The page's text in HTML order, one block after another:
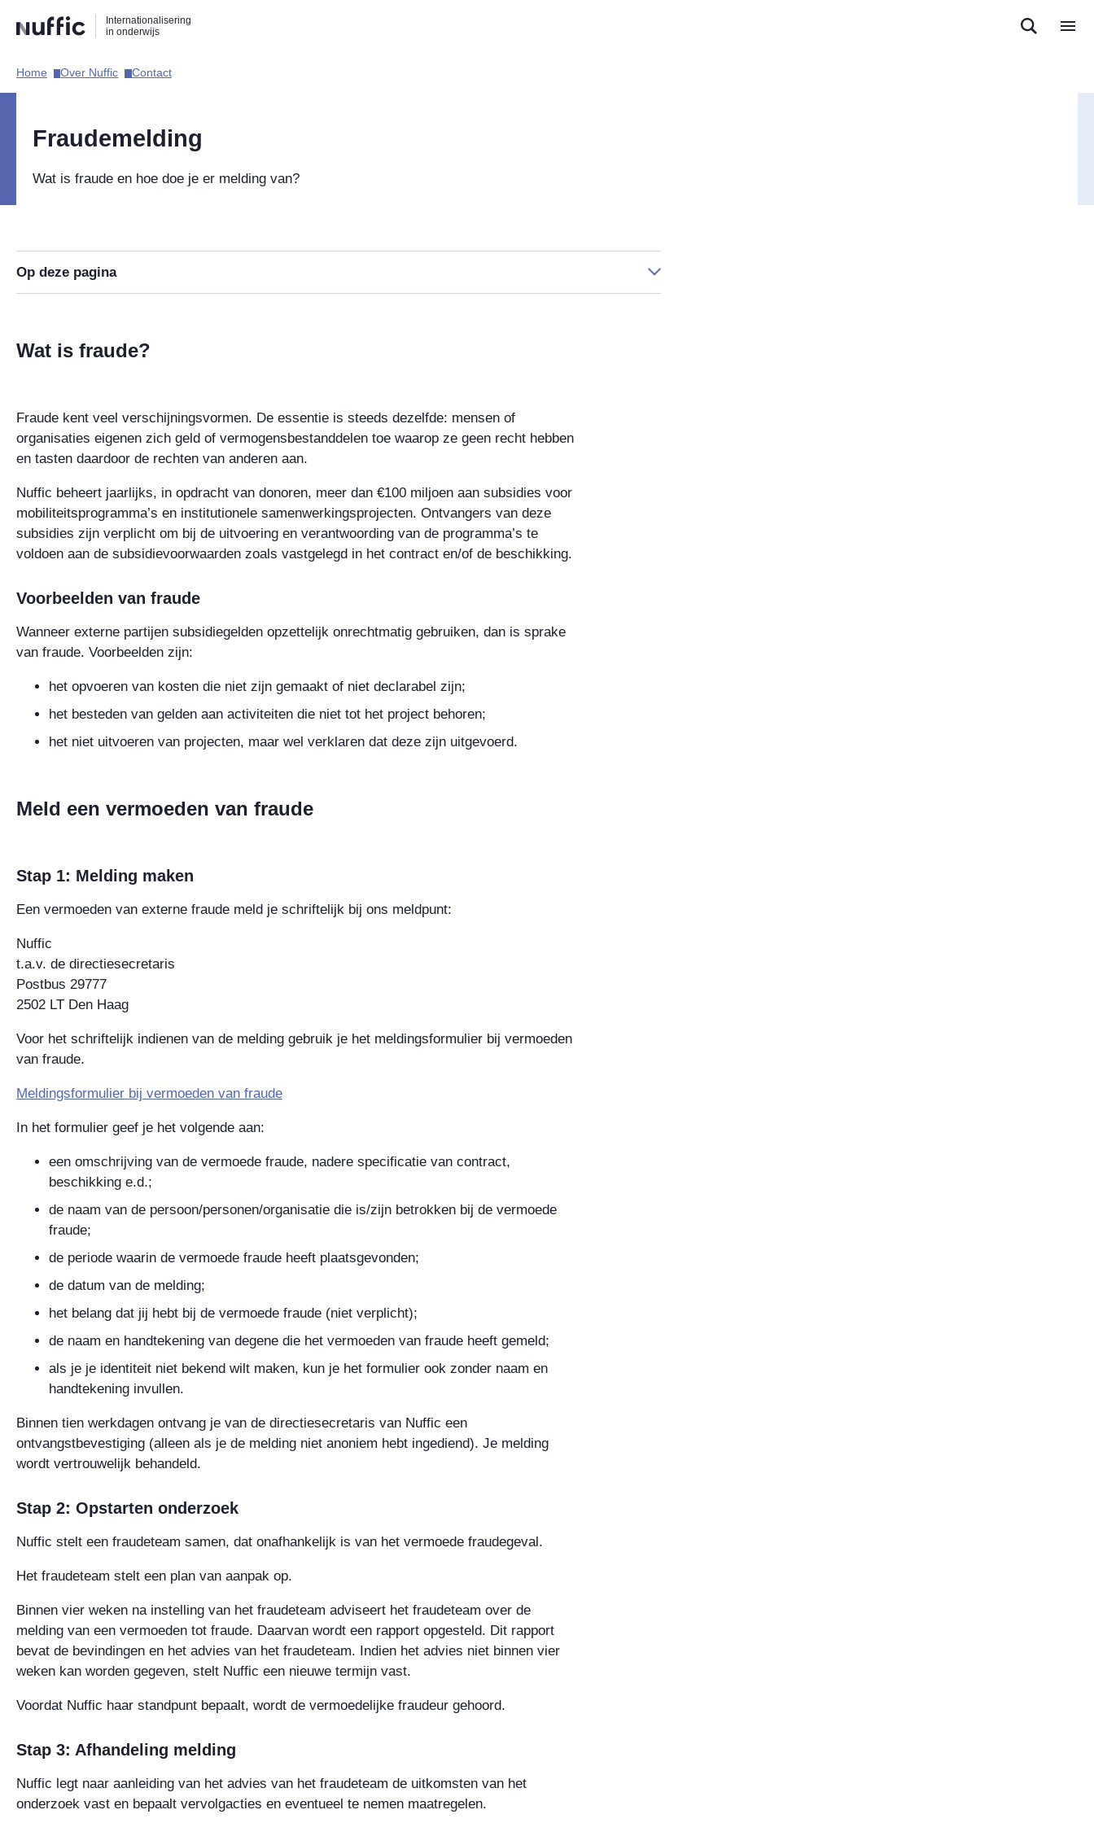
naar
zoekfunctie
naar
hoofdnavigatie
naar
inhoud
Internationalisering
in onderwijs
Hoofdnavigatie
Home​ Over Nuffic​ Contact​
Fraudemelding
Wat is fraude en hoe doe je er melding van?
Op deze pagina
Wat is fraude?
Fraude kent veel verschijningsvormen. De essentie is steeds dezelfde: mensen of
organisaties eigenen zich geld of vermogensbestanddelen toe waarop ze geen recht hebben
en tasten daardoor de rechten van anderen aan.
Nuffic beheert jaarlijks, in opdracht van donoren, meer dan €100 miljoen aan subsidies voor
mobiliteitsprogramma’s en institutionele samenwerkingsprojecten. Ontvangers van deze
subsidies zijn verplicht om bij de uitvoering en verantwoording van de programma’s te
voldoen aan de subsidievoorwaarden zoals vastgelegd in het contract en/of de beschikking.
Voorbeelden van fraude
Wanneer externe partijen subsidiegelden opzettelijk onrechtmatig gebruiken, dan is sprake
van fraude. Voorbeelden zijn:
het opvoeren van kosten die niet zijn gemaakt of niet declarabel zijn;
het besteden van gelden aan activiteiten die niet tot het project behoren;
het niet uitvoeren van projecten, maar wel verklaren dat deze zijn uitgevoerd.
Meld een vermoeden van fraude
Stap 1: Melding maken
Een vermoeden van externe fraude meld je schriftelijk bij ons meldpunt:
Nuffic
t.a.v. de directiesecretaris
Postbus 29777
2502 LT Den Haag
Voor het schriftelijk indienen van de melding gebruik je het meldingsformulier bij vermoeden
van fraude.
Meldingsformulier bij vermoeden van fraude‌
In het formulier geef je het volgende aan:
een omschrijving van de vermoede fraude, nadere specificatie van contract,
beschikking e.d.;
de naam van de persoon/personen/organisatie die is/zijn betrokken bij de vermoede
fraude;
de periode waarin de vermoede fraude heeft plaatsgevonden;
de datum van de melding;
het belang dat jij hebt bij de vermoede fraude (niet verplicht);
de naam en handtekening van degene die het vermoeden van fraude heeft gemeld;
als je je identiteit niet bekend wilt maken, kun je het formulier ook zonder naam en
handtekening invullen.
Binnen tien werkdagen ontvang je van de directiesecretaris van Nuffic een
ontvangstbevestiging (alleen als je de melding niet anoniem hebt ingediend). Je melding
wordt vertrouwelijk behandeld.
Stap 2: Opstarten onderzoek
Nuffic stelt een fraudeteam samen, dat onafhankelijk is van het vermoede fraudegeval.
Het fraudeteam stelt een plan van aanpak op.
Binnen vier weken na instelling van het fraudeteam adviseert het fraudeteam over de
melding van een vermoeden tot fraude. Daarvan wordt een rapport opgesteld. Dit rapport
bevat de bevindingen en het advies van het fraudeteam. Indien het advies niet binnen vier
weken kan worden gegeven, stelt Nuffic een nieuwe termijn vast.
Voordat Nuffic haar standpunt bepaalt, wordt de vermoedelijke fraudeur gehoord.
Stap 3: Afhandeling melding
Nuffic legt naar aanleiding van het advies van het fraudeteam de uitkomsten van het
onderzoek vast en bepaalt vervolgacties en eventueel te nemen maatregelen.